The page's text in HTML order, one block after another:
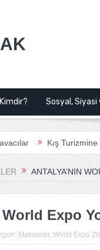
Sosyal, Siyasi
Kış Turizmine Fuar
ANTALYA’NIN
World Expo
Makaleler, World Expo